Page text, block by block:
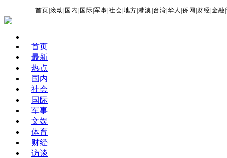
首页 |滚动 国内 国际 |军事 |社会 |地方 |港澳 台湾 |华人 |侨网 财经 |金融 |
首页
最新
热点
国内
社会
国际
军事
文娱
体育
财经
访谈